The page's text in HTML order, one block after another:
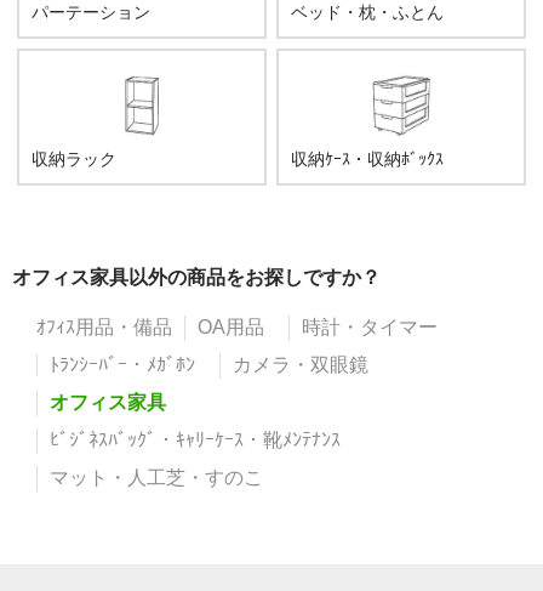
パーテーション ベッド・枕・ふとん
収納ラック 収納ｹｰｽ・収納ﾎﾞｯｸｽ
オフィス家具以外の商品をお探しですか？
ｵﾌｨｽ用品・備品 OA用品
時計・タイマー
ﾄﾗﾝｼｰﾊﾞｰ・ﾒｶﾞﾎﾝ
カメラ・双眼鏡
オフィス家具
ﾋﾞｼﾞﾈｽﾊﾞｯｸﾞ・ｷｬﾘｰｹｰｽ・靴ﾒﾝﾃﾅﾝｽ
マット・人工芝・すのこ